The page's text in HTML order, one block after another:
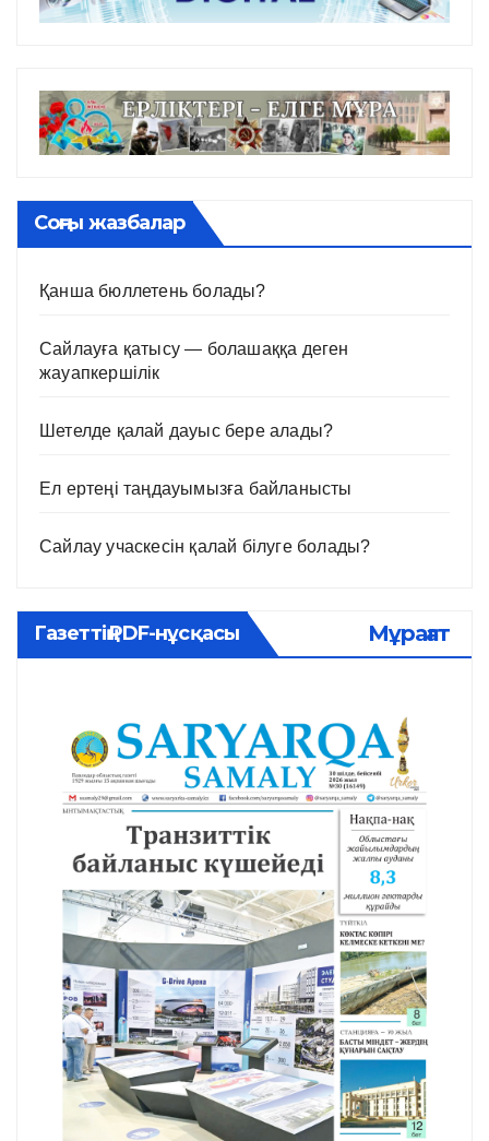
Соңғы жазбалар
Қанша бюллетень болады?
Сайлауға қатысу — болашаққа деген
жауапкершілік
Шетелде қалай дауыс бере алады?
Ел ертеңі таңдауымызға байланысты
Сайлау учаскесін қалай білуге болады?
Газеттің PDF-нұсқасы Мұрағат